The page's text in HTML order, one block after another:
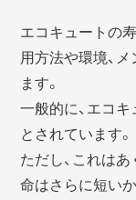
エコキュートの
用方法や環境、
ます。
一般的に、エコ
とされています。
ただし、これは
命はさらに短い